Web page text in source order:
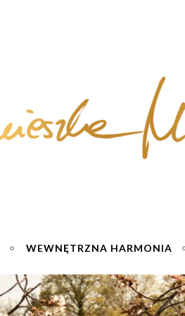
WEWNĘTRZNA HARMONIA